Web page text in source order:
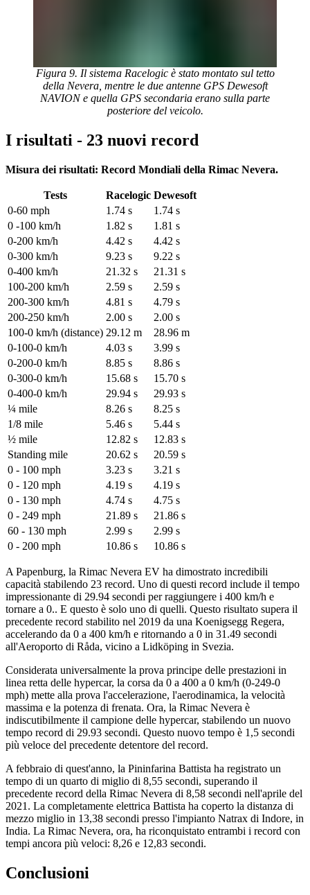
Figura 9. Il sistema Racelogic è stato montato sul tetto
della Nevera, mentre le due antenne GPS Dewesoft
NAVION e quella GPS secondaria erano sulla parte
posteriore del veicolo.
I risultati - 23 nuovi record
Misura dei risultati: Record Mondiali della Rimac Nevera.
Tests Racelogic Dewesoft
0-60 mph
1.74 s
1.74 s
0 -100 km/h
1.82 s
1.81 s
0-200 km/h
4.42 s
4.42 s
0-300 km/h
9.23 s
9.22 s
0-400 km/h
21.32 s
21.31 s
100-200 km/h
2.59 s
2.59 s
200-300 km/h
4.81 s
4.79 s
200-250 km/h
2.00 s
2.00 s
100-0 km/h (distance) 29.12 m
28.96 m
0-100-0 km/h
4.03 s
3.99 s
0-200-0 km/h
8.85 s
8.86 s
0-300-0 km/h
15.68 s
15.70 s
0-400-0 km/h
29.94 s
29.93 s
¼ mile
8.26 s
8.25 s
1/8 mile
5.46 s
5.44 s
½ mile
12.82 s
12.83 s
Standing mile
20.62 s
20.59 s
0 - 100 mph
3.23 s
3.21 s
0 - 120 mph
4.19 s
4.19 s
0 - 130 mph
4.74 s
4.75 s
0 - 249 mph
21.89 s
21.86 s
60 - 130 mph
2.99 s
2.99 s
0 - 200 mph
10.86 s 10.86 s
A Papenburg, la Rimac Nevera EV ha dimostrato incredibili
capacità stabilendo 23 record. Uno di questi record include il tempo
impressionante di 29.94 secondi per raggiungere i 400 km/h e
tornare a 0.. E questo è solo uno di quelli. Questo risultato supera il
precedente record stabilito nel 2019 da una Koenigsegg Regera,
accelerando da 0 a 400 km/h e ritornando a 0 in 31.49 secondi
all'Aeroporto di Råda, vicino a Lidköping in Svezia.
Considerata universalmente la prova principe delle prestazioni in
linea retta delle hypercar, la corsa da 0 a 400 a 0 km/h (0-249-0
mph) mette alla prova l'accelerazione, l'aerodinamica, la velocità
massima e la potenza di frenata. Ora, la Rimac Nevera è
indiscutibilmente il campione delle hypercar, stabilendo un nuovo
tempo record di 29.93 secondi. Questo nuovo tempo è 1,5 secondi
più veloce del precedente detentore del record.
A febbraio di quest'anno, la Pininfarina Battista ha registrato un
tempo di un quarto di miglio di 8,55 secondi, superando il
precedente record della Rimac Nevera di 8,58 secondi nell'aprile del
2021. La completamente elettrica Battista ha coperto la distanza di
mezzo miglio in 13,38 secondi presso l'impianto Natrax di Indore, in
India. La Rimac Nevera, ora, ha riconquistato entrambi i record con
tempi ancora più veloci: 8,26 e 12,83 secondi.
Conclusioni